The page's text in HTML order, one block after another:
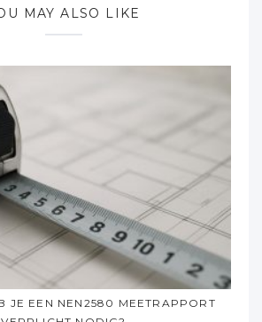
MAY ALSO LIKE
JE EEN NEN2580 MEETRAPPORT